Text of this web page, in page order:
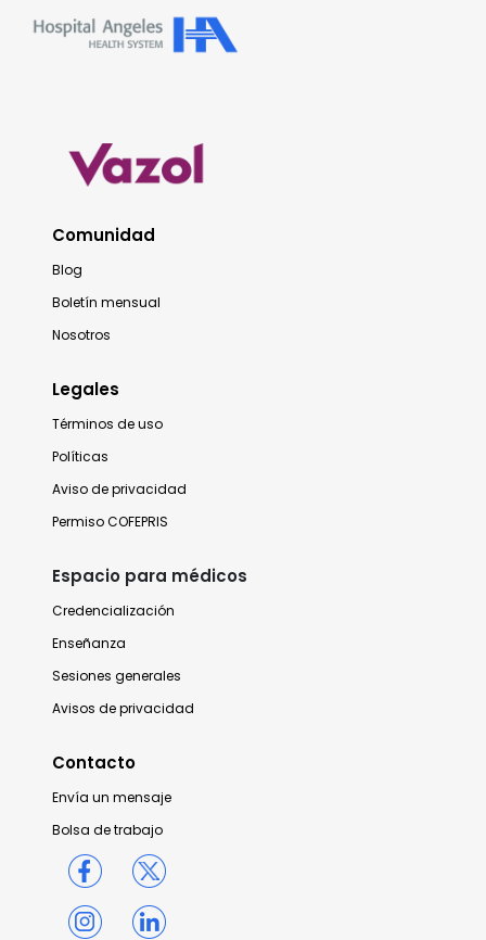
Comunidad
Blog
Boletín mensual
Nosotros
Legales
Términos de uso
Políticas
Aviso de privacidad
Permiso COFEPRIS
Espacio para médicos
Credencialización
Enseñanza
Sesiones generales
Avisos de privacidad
Contacto
Envía un mensaje
Bolsa de trabajo